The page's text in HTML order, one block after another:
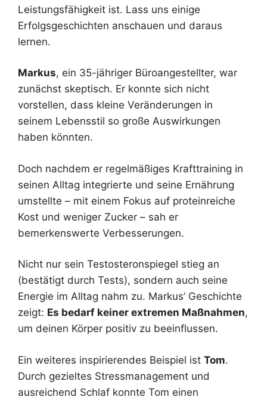
Leistungsfähigkeit ist. Lass uns einige
Erfolgsgeschichten anschauen und daraus
lernen.
Markus, ein 35-jähriger Büroangestellter, war
zunächst skeptisch. Er konnte sich nicht
vorstellen, dass kleine Veränderungen in
seinem Lebensstil so große Auswirkungen
haben könnten.
Doch nachdem er regelmäßiges Krafttraining in
seinen Alltag integrierte und seine Ernährung
umstellte – mit einem Fokus auf proteinreiche
Kost und weniger Zucker – sah er
bemerkenswerte Verbesserungen.
Nicht nur sein Testosteronspiegel stieg an
(bestätigt durch Tests), sondern auch seine
Energie im Alltag nahm zu. Markus’ Geschichte
zeigt: Es bedarf keiner extremen Maßnahmen,
um deinen Körper positiv zu beeinflussen.
Ein weiteres inspirierendes Beispiel ist Tom.
Durch gezieltes Stressmanagement und
ausreichend Schlaf konnte Tom einen